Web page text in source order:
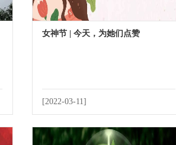
女神节 | 今天，为她们点赞
[2022-03-11]